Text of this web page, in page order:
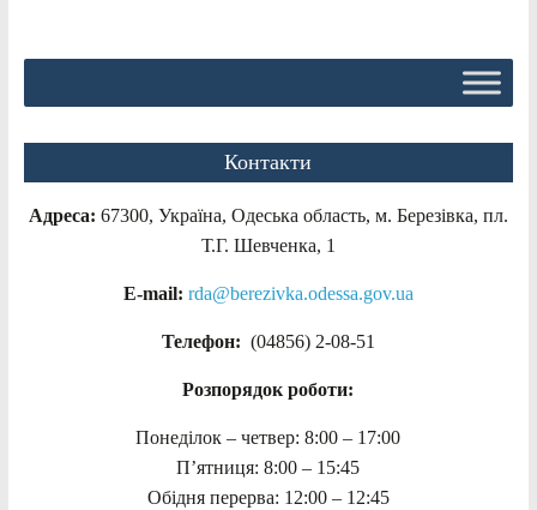
Контакти
Адреса: 67300, Україна, Одеська область, м. Березівка, пл.
Т.Г. Шевченка, 1
E-mail: rda@berezivka.odessa.gov.ua
Телефон: (04856) 2-08-51
Розпорядок роботи:
Понеділок – четвер: 8:00 – 17:00
П’ятниця: 8:00 – 15:45
Обідня перерва: 12:00 – 12:45